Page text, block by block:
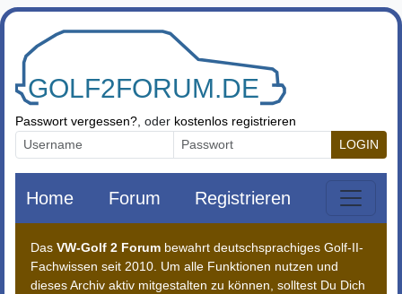
Zum Inhalt springen
Passwort vergessen? , oder kostenlos registrieren
LOGIN
Home Forum Registrieren
Das VW-Golf 2 Forum bewahrt deutschsprachiges Golf-II-
Fachwissen seit 2010. Um alle Funktionen nutzen und
dieses Archiv aktiv mitgestalten zu können, solltest Du Dich